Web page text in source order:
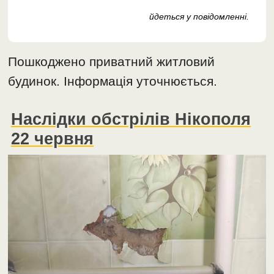
йдеться у повідомленні.
Пошкоджено приватний житловий
будинок. Інформація уточнюється.
Наслідки обстрілів Нікополя
22 червня